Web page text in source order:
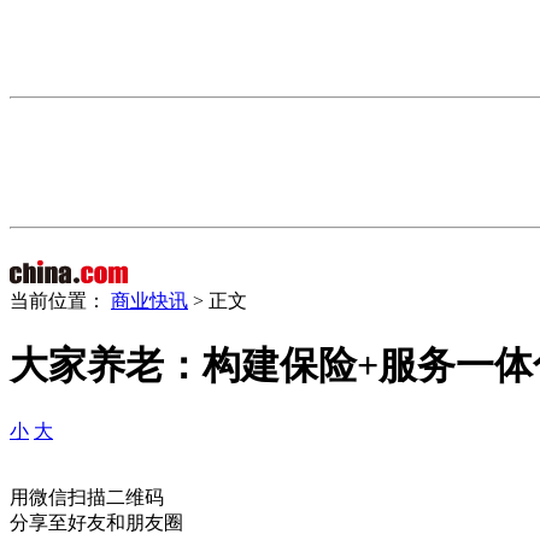
当前位置： 商业快讯 > 正文
大家养老：构建保险+服务一
小 大
用微信扫描二维码
分享至好友和朋友圈